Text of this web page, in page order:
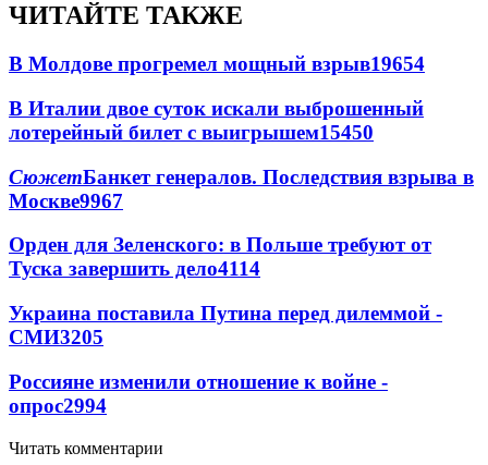
ЧИТАЙТЕ ТАКЖЕ
В Молдове прогремел мощный взрыв19654
В Италии двое суток искали выброшенный
лотерейный билет с выигрышем15450
СюжетБанкет генералов. Последствия взрыва в
Москве9967
Орден для Зеленского: в Польше требуют от
Туска завершить дело4114
Украина поставила Путина перед дилеммой -
СМИ3205
Россияне изменили отношение к войне -
опрос2994
Читать комментарии